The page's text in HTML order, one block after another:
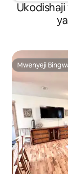
Mwenyeji
Mwenyeji